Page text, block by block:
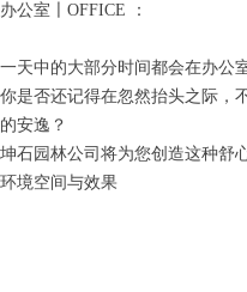
办公室〡OFFICE ：
一天中的大部分时间都会在办公
你是否还记得在忽然抬头之际，
的安逸？
坤石园林公司将为您创造这种舒
环境空间与效果